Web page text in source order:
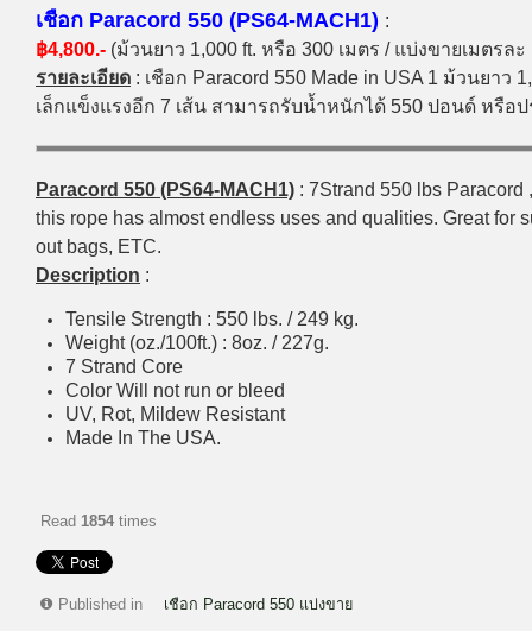
เชือก Paracord 550 (PS64-MACH1) :
฿4,800.- (ม้วนยาว 1,000 ft. หรือ 300 เมตร / แบ่งขายเมตรล
รายละเอียด : เชือก Paracord 550 Made in USA 1 ม้วนยาว
เล็กแข็งแรงอีก 7 เส้น สามารถรับน้ำหนักได้ 550 ปอนด์ หรือ
Paracord 550 (PS64-MACH1) : 7Strand 550 lbs
this rope has almost endless uses and qualities. Great for
out bags, ETC.
Description :
Tensile Strength : 550 lbs. / 249 kg.
Weight (oz./100ft.) : 8oz. / 227g.
7 Strand Core
Color Will not run or bleed
UV, Rot, Mildew Resistant
Made In The USA.
Read 1854 times
Published in เชือก Paracord 550 แบ่งขาย